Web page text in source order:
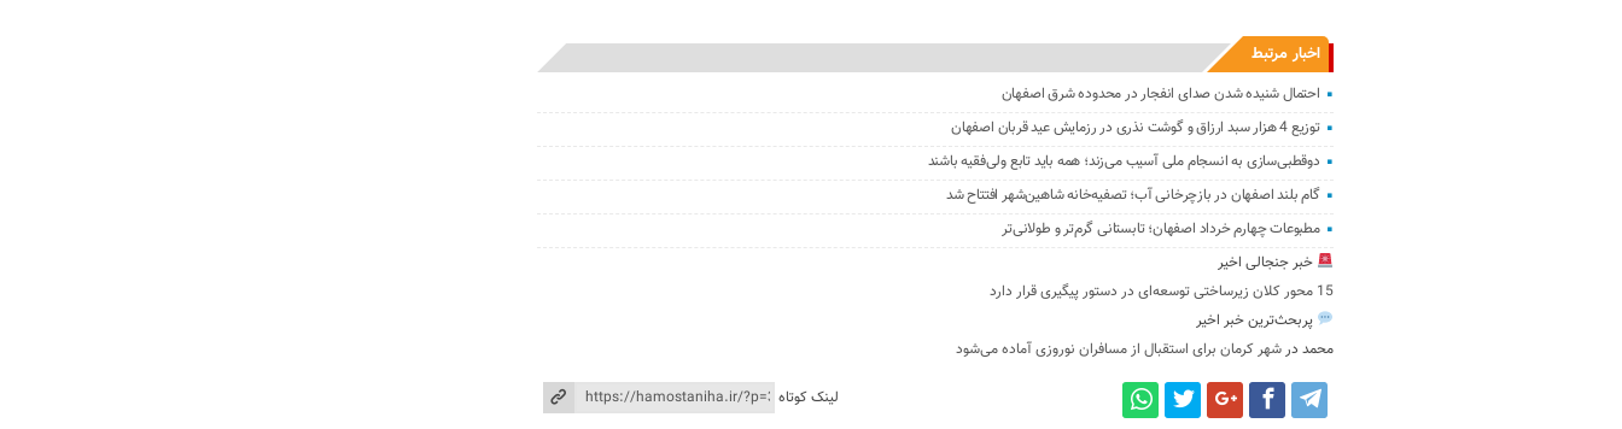
اخبار مرتبط
احتمال شنیده شدن صدای انفجار در محدوده شرق اصفهان
توزیع 4 هزار سبد ارزاق و گوشت نذری در رزمایش عید قربان اصفهان
دوقطبی‌سازی به انسجام ملی آسیب می‌زند؛ همه باید تابع ولی‌فقیه باشند
گام بلند اصفهان در بازچرخانی آب؛ تصفیه‌خانه شاهین‌شهر افتتاح شد
مطبوعات چهارم خرداد اصفهان؛ تابستانی گرم‌تر و طولانی‌تر
خبر جنجالی اخیر
15 محور کلان زیرساختی توسعه‌ای در دستور پیگیری قرار دارد
پربحث‌ترین خبر اخیر
محمد درشهر کرمان برای استقبال از مسافران نوروزی آماده می‌شود
لینک کوتاه